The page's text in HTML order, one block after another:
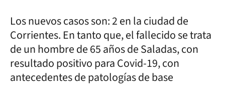
Los nuevos casos son: 2 en la ciudad de
Corrientes. En tanto que, el fallecido se trata
de un hombre de 65 años de Saladas, con
resultado positivo para Covid-19, con
antecedentes de patologías de base